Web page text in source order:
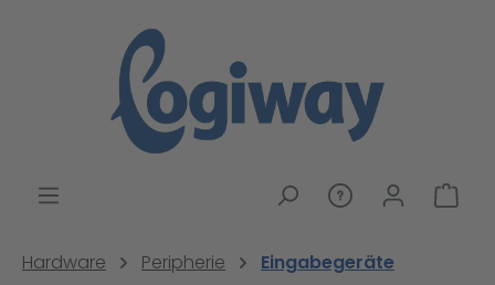
Hardware Peripherie Eingabegeräte